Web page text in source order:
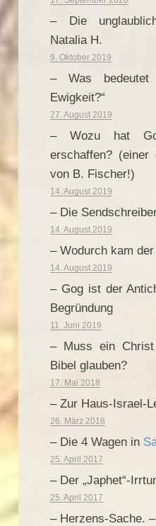
– Die
Natalia H.
9. Oktober 2019
– Was bedeutet
Ewigkeit?“
27. August 2019
– Wozu hat
erschaffen? (einer
von B. Fischer!)
14. August 2019
– Die
14. August 2019
– Wodurch kam
14. August 2019
– Gog ist der
Begründung
11. Juni 2019
– Muss ein
Bibel glauben?
17. Mai 2018
– Zur Haus-Israel-
26. März 2018
– Die 4 Wagen in
25. April 2017
– Der „Japhet“-
25. April 2017
– Herzens-Sache.